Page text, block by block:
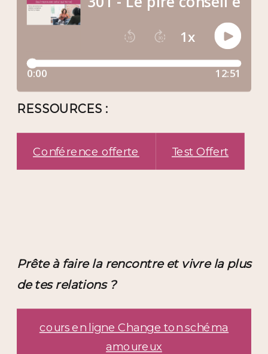
RESSOURCES :
Conférence offerte Test Offert
Prête à faire la rencontre et vivre la plus
de tes relations ?
cours en ligne Change ton schéma
amoureux